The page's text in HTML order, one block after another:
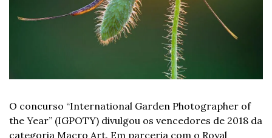
O concurso “International Garden Photographer of
the Year” (IGPOTY) divulgou os vencedores de 2018 da
categoria Macro Art. Em parceria com o Royal